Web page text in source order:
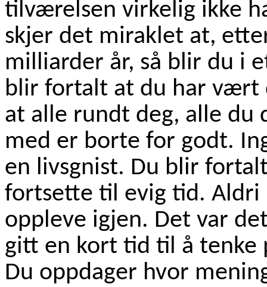
tilværelsen virkelig ikke
skjer det miraklet at,
milliarder år, så blir du i
blir fortalt at du har vært
at alle rundt deg, alle du
med er borte for godt.
en livsgnist. Du blir
fortsette til evig tid. Aldri
oppleve igjen. Det var
gitt en kort tid til å tenke
Du oppdager hvor